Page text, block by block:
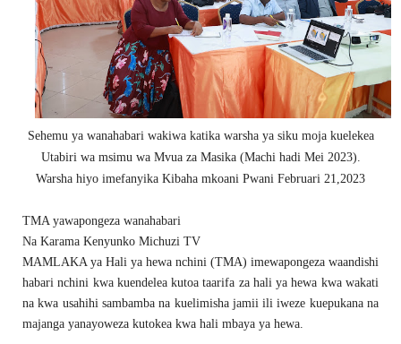
Sehemu ya wanahabari wakiwa katika warsha ya siku moja kuelekea
Utabiri wa msimu wa Mvua za Masika (Machi hadi Mei 2023).
Warsha hiyo imefanyika Kibaha mkoani Pwani Februari 21,2023
TMA yawapongeza wanahabari
Na Karama Kenyunko Michuzi TV
MAMLAKA ya Hali ya hewa nchini (TMA) imewapongeza waandishi
habari nchini kwa kuendelea kutoa taarifa za hali ya hewa kwa wakati
na kwa usahihi sambamba na kuelimisha jamii ili iweze kuepukana na
majanga yanayoweza kutokea kwa hali mbaya ya hewa.